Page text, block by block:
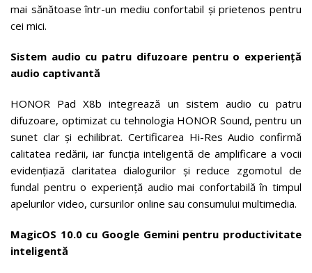
mai sănătoase într-un mediu confortabil și prietenos pentru
cei mici.
Sistem audio cu patru difuzoare pentru o experiență
audio captivantă
HONOR Pad X8b integrează un sistem audio cu patru
difuzoare, optimizat cu tehnologia HONOR Sound, pentru un
sunet clar și echilibrat. Certificarea Hi-Res Audio confirmă
calitatea redării, iar funcția inteligentă de amplificare a vocii
evidențiază claritatea dialogurilor și reduce zgomotul de
fundal pentru o experiență audio mai confortabilă în timpul
apelurilor video, cursurilor online sau consumului multimedia.
MagicOS 10.0 cu Google Gemini pentru productivitate
inteligentă